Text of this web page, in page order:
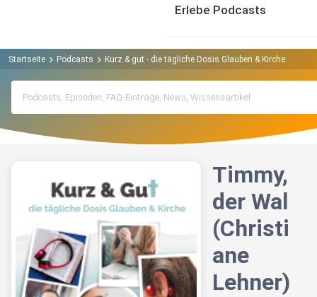
Erlebe Podcasts
Startseite Podcasts Kurz & gut - die tägliche Dosis Glauben & Kirche
Timmy,
der Wal
(Christi
ane
Lehner)